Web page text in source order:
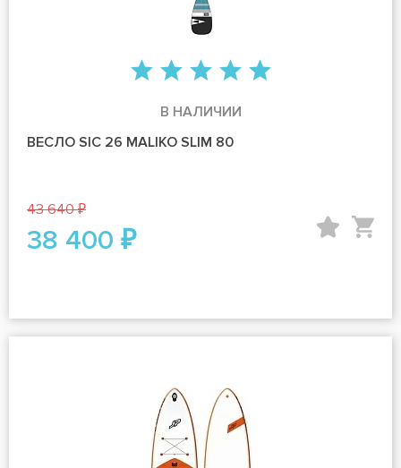
В НАЛИЧИИ
ВЕСЛО SIC 26 MALIKO SLIM 80
43 640 ₽
38 400 ₽